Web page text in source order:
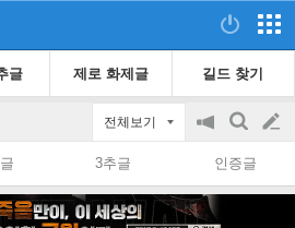
글 제로 화제글 길드 찾기
전체보기
공
on/off
검
색
글
쓰
3추글 인증글